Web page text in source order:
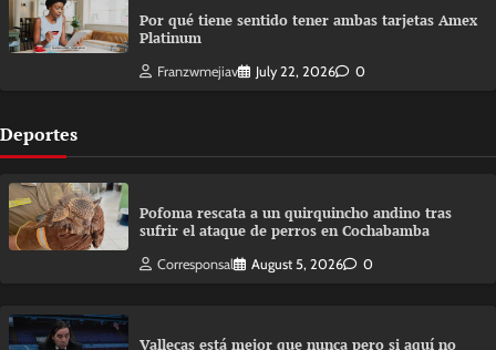
Por qué tiene sentido tener ambas tarjetas Amex
Platinum
Franzwmejiav July 22, 2026 0
Deportes
Pofoma rescata a un quirquincho andino tras
sufrir el ataque de perros en Cochabamba
Corresponsal August 5, 2026 0
Vallecas está mejor que nunca pero si aquí no